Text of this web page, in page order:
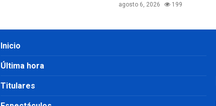
agosto 6, 2026 199
Inicio
Última hora
Titulares